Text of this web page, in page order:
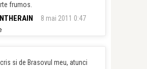
frumos.
8 mai 2011 0:47
si de Brasovul meu, atunci